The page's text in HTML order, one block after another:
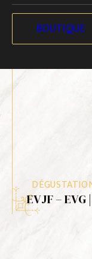
BOUTIQUE
EVJF –